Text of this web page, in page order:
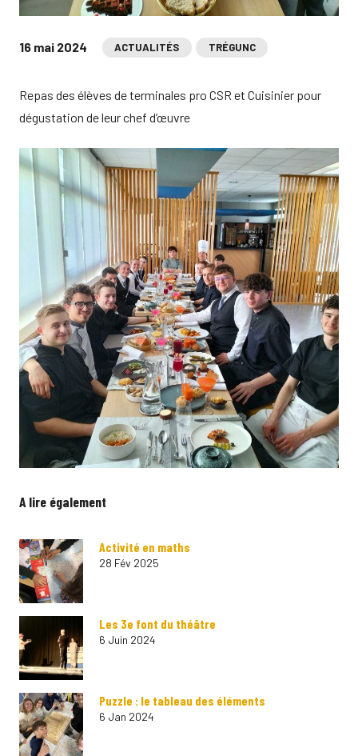
16 mai 2024 ACTUALITÉS TRÉGUNC
Repas des élèves de terminales pro CSR et Cuisinier pour
dégustation de leur chef d’œuvre
A lire également
Activité en maths
28 Fév 2025
Les 3e font du théâtre
6 Juin 2024
Puzzle : le tableau des éléments
6 Jan 2024